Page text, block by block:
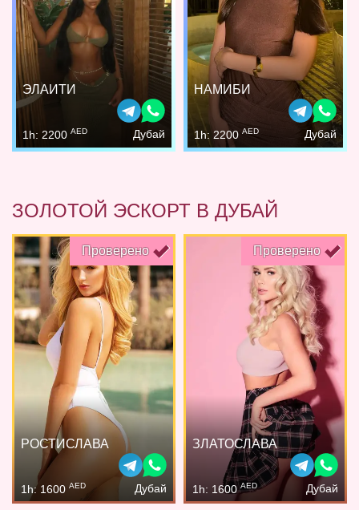
ЭЛАИТИ
1h: 2200 AED Дубай
НАМИБИ
1h: 2200 AED Дубай
ЗОЛОТОЙ ЭСКОРТ В ДУБАЙ
Проверено
РОСТИСЛАВА
1h: 1600 AED Дубай
Проверено
ЗЛАТОСЛАВА
1h: 1600AED Дубай